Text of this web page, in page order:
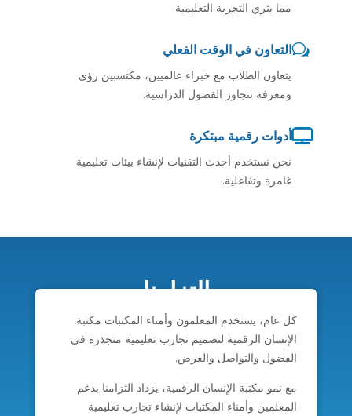
مما يثري التجربة التعليمية.
wالتعاون في الوقت الفعلي
يتعاون الطلاب مع خبراء عالميين، مكتسبين رؤى
ومعرفة تتجاوز الفصول الدراسية.
أدوات رقمية مبتكرة
نحن نستخدم أحدث التقنيات لإنشاء بيئات تعليمية
غامرة وتفاعلية.
التزامنا
كل عام، يستخدم المعلمون وأمناء المكتبات مكتبة
الإنسان الرقمية لتصميم تجارب تعليمية متجذرة في
الفضول والتواصل والغرض.
مع نمو مكتبة الإنسان الرقمية، يزداد التزامنا بدعم
المعلمين وأمناء المكتبات لإنشاء تجارب تعليمية